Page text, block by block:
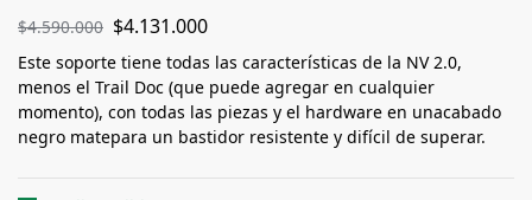
$4.590.000 $4.131.000
Este soporte tiene todas las características de la NV 2.0,
menos el Trail Doc (que puede agregar en cualquier
momento), con todas las piezas y el hardware en unacabado
negro matepara un bastidor resistente y difícil de superar.